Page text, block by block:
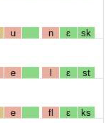
u n ɛ sk
e l ɛ st
e fl ɛ ks